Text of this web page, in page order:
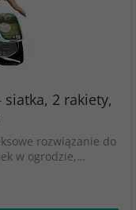
2 rakiety,
rozwiązanie do
w ogrodzie,…